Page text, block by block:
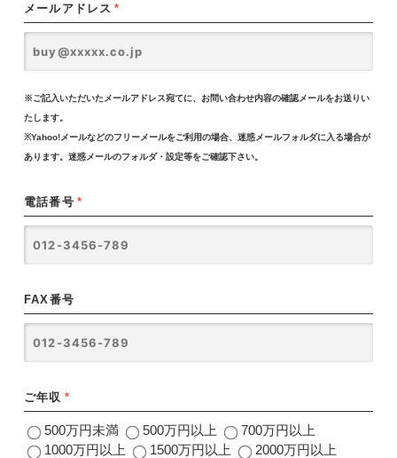
メールアドレス *
※ご記入いただいたメールアドレス宛てに、お問い合わせ内容の確認メールをお送りい
たします。
※Yahoo!メールなどのフリーメールをご利用の場合、迷惑メールフォルダに入る場合が
あります。迷惑メールのフォルダ・設定等をご確認下さい。
電話番号 *
FAX番号
ご年収 *
500万円未満 500万円以上
700万円以上
1000万円以上
1500万円以上
2000万円以上